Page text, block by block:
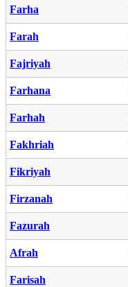
Farha
Farah
Fajriyah
Farhana
Farhah
Fakhriah
Fikriyah
Firzanah
Fazurah
Afrah
Farisah